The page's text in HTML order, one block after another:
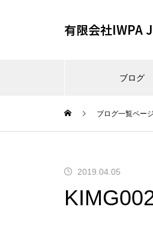
有限会社IWPA
ブログ
ブログ一覧ページ
2019.04.05